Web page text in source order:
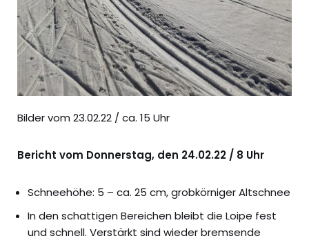
Bilder vom 23.02.22 / ca. 15 Uhr
Bericht vom Donnerstag, den 24.02.22 / 8 Uhr
Schneehöhe: 5 – ca. 25 cm, grobkörniger Altschnee
In den schattigen Bereichen bleibt die Loipe fest
und schnell. Verstärkt sind wieder bremsende